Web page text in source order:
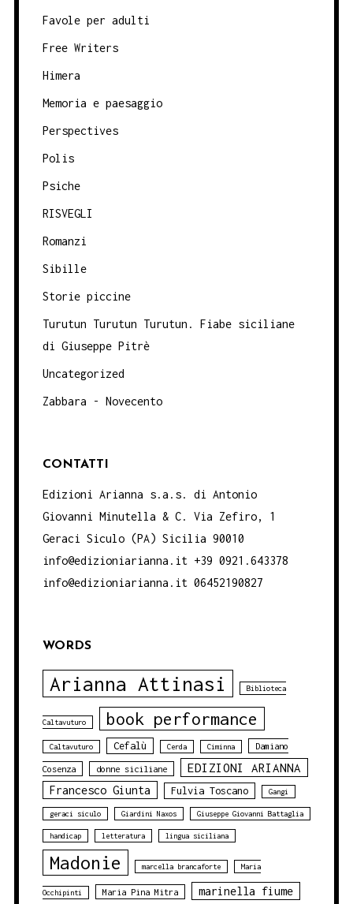
Favole per adulti
Free Writers
Himera
Memoria e paesaggio
Perspectives
Polis
Psiche
RISVEGLI
Romanzi
Sibille
Storie piccine
Turutun Turutun Turutun. Fiabe siciliane
di Giuseppe Pitrè
Uncategorized
Zabbara - Novecento
CONTATTI
Edizioni Arianna s.a.s. di Antonio
Giovanni Minutella & C. Via Zefiro, 1
Geraci Siculo (PA) Sicilia 90010
info@edizioniarianna.it +39 0921.643378
info@edizioniarianna.it 06452190827
WORDS
Arianna Attinasi Biblioteca
Caltavuturo book performance
Caltavuturo Cefalù Cerda Ciminna Damiano
Cosenza donne siciliane EDIZIONI ARIANNA
Francesco Giunta Fulvia Toscano Gangi
geraci siculo Giardini Naxos Giuseppe Giovanni Battaglia
handicap letteratura lingua siciliana
Madonie marcella brancaforte Maria
Occhipinti Maria Pina Mitra marinella fiume